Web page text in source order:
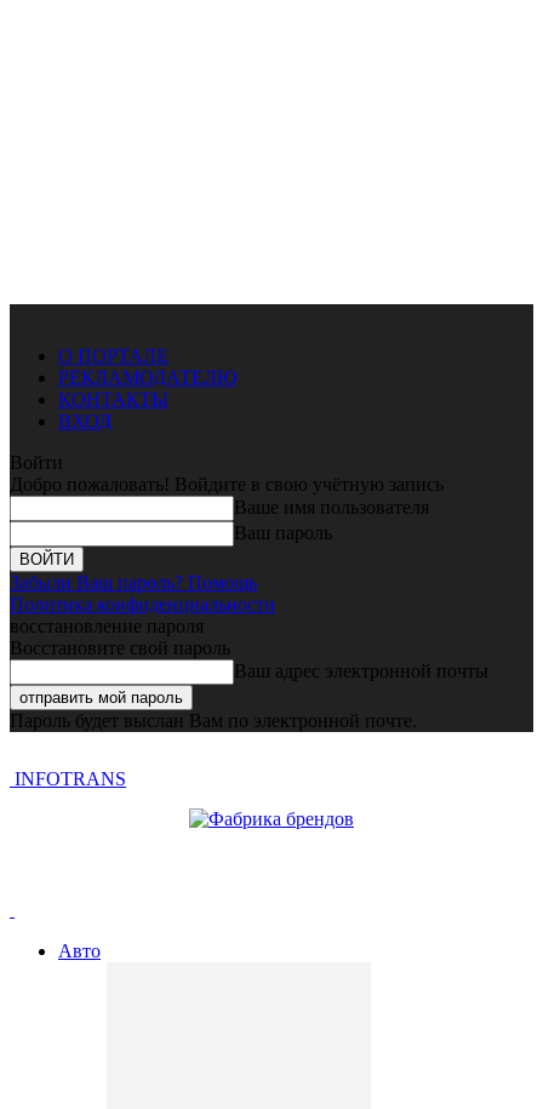
О ПОРТАЛЕ
РЕКЛАМОДАТЕЛЮ
КОНТАКТЫ
ВХОД
Войти
Добро пожаловать! Войдите в свою учётную запись
Ваше имя пользователя
Ваш пароль
Забыли Ваш пароль? Помощь
Политика конфиденциальности
восстановление пароля
Восстановите свой пароль
Ваш адрес электронной почты
Пароль будет выслан Вам по электронной почте.
INFOTRANS
Авто